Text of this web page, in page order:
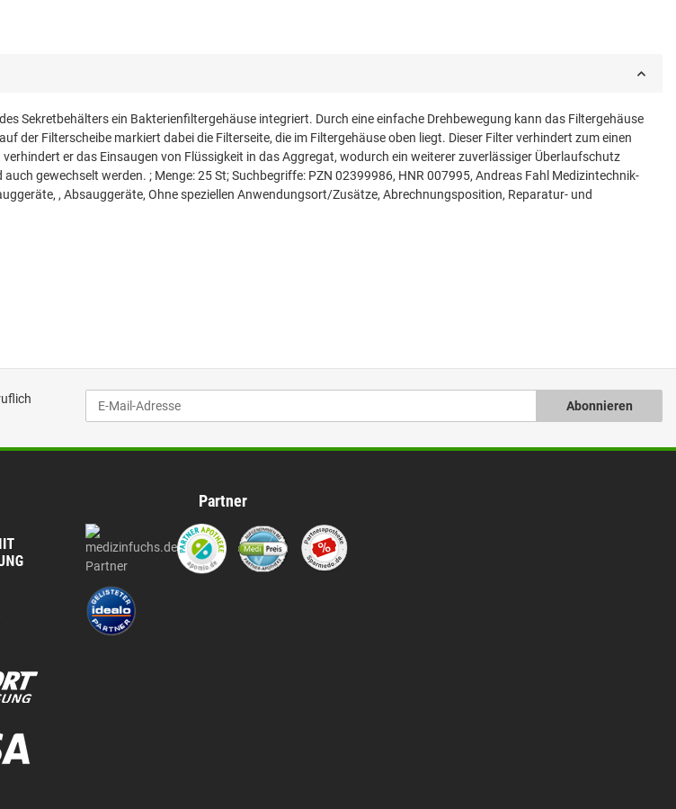
Sekretbehälters ein Bakterienfiltergehäuse integriert. Durch eine einfache Drehbewegung kann das Filtergehäuse
der Filterscheibe markiert dabei die Filterseite, die im Filtergehäuse oben liegt. Dieser Filter verhindert zum einen
er das Einsaugen von Flüssigkeit in das Aggregat, wodurch ein weiterer zuverlässiger Überlaufschutz
gewechselt werden. ; Menge: 25 St; Suchbegriffe: PZN 02399986, HNR 007995, Andreas Fahl Medizintechnik-
, Absauggeräte, Ohne speziellen Anwendungsort/Zusätze, Abrechnungsposition, Reparatur- und
Abonnieren
Partner